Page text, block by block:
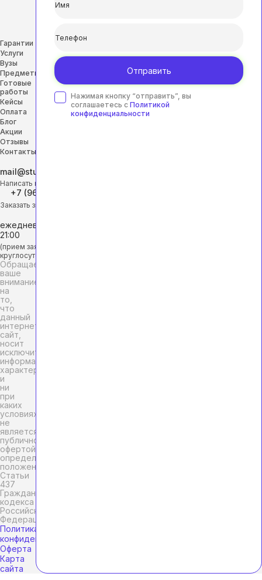
Гарантии
Услуги
Вузы
Предметы
Готовые
работы
Кейсы
Оплата
Блог
Акции
Отзывы
Контакты
mail@studhelp-online.ru
Написать на почту
+7 (968) 453-29-88
Заказать звонок
ежедневно с 9:00 до
21:00
(прием заявок
круглосуточно)
Обращаем
ваше
внимание
на
то,
что
данный
интернет-
сайт,
носит
исключительно
информационный
характер
и
ни
при
каких
условиях
не
является
публичной
офертой,
определяемой
положениями
Статьи
437
Гражданского
кодекса
Российской
Федерации.
Политика
конфиденциальности
Оферта
Карта
сайта
Отправить
Нажимая кнопку “отправить”, вы
соглашаетесь с Политикой
конфиденциальности